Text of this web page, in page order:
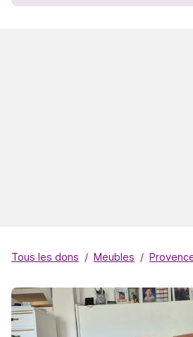
Tous les dons Meubles